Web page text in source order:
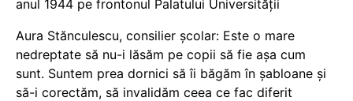
anul 1944 pe frontonul Palatului Universității
Aura Stănculescu, consilier școlar: Este o mare
nedreptate să nu-i lăsăm pe copii să fie așa cum
sunt. Suntem prea dornici să îi băgăm în șabloane și
să-i corectăm, să invalidăm ceea ce fac diferit